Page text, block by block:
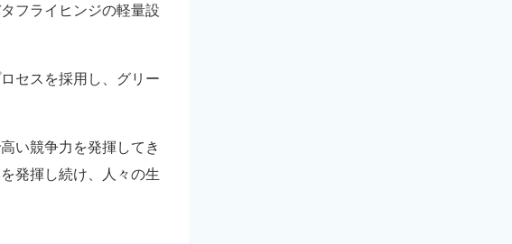
フライヒンジの軽量設
セスを採用し、グリー
い競争力を発揮してき
発揮し続け、人々の生